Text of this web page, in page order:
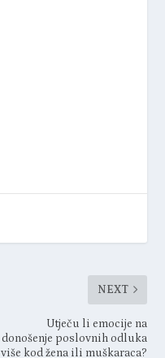
NEXT
Utječu li emocije na
donošenje poslovnih odluka
više kod žena ili muškaraca?